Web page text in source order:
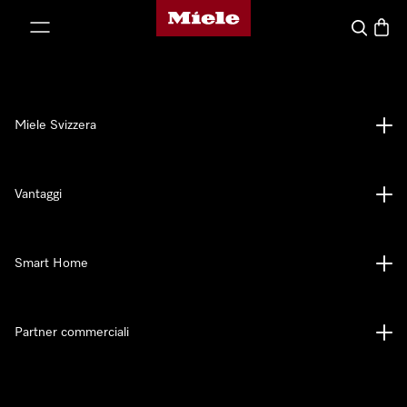
Homepage di Miele
Cerca
Miele Svizzera
Vantaggi
Smart Home
Partner commerciali